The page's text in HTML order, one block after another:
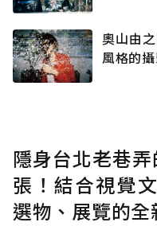
奧山由
風格的
隱身台北老巷
張！結合視覺
選物、展覽的全